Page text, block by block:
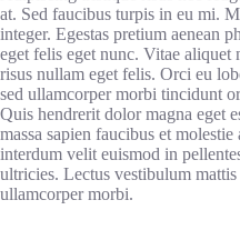
at. Sed faucibus turpis in eu mi.
integer. Egestas pretium aenean
eget felis eget nunc. Vitae aliquet
risus nullam eget felis. Orci eu
sed ullamcorper morbi tincidunt
Quis hendrerit dolor magna eget
massa sapien faucibus et
interdum velit euismod in
ultricies. Lectus vestibulum
ullamcorper morbi.